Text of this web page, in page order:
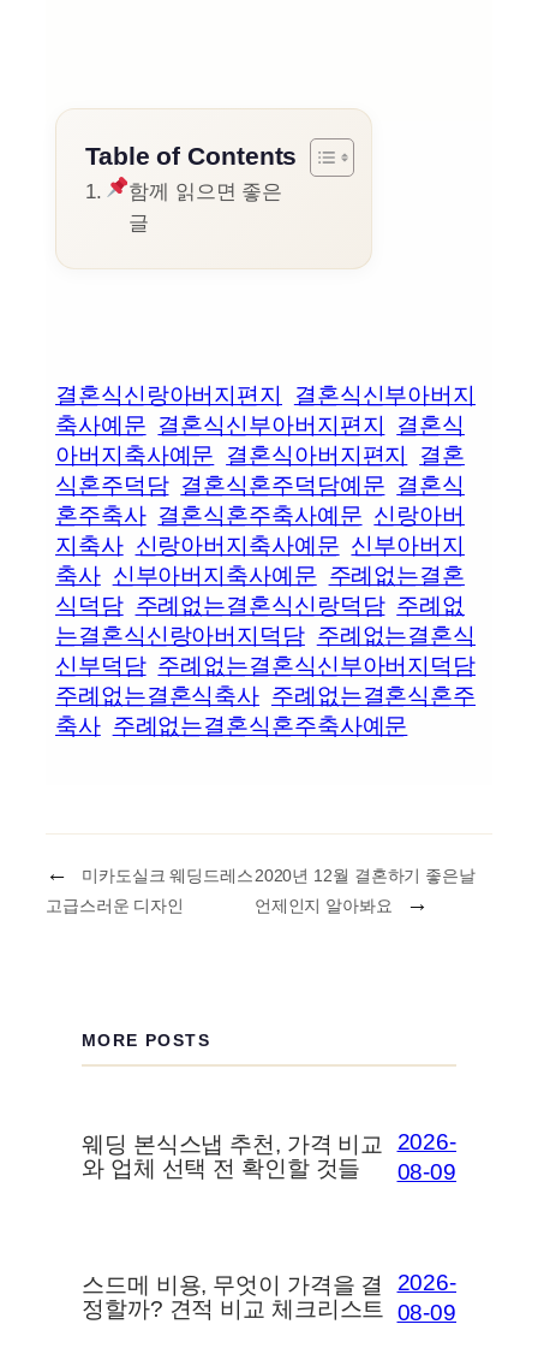
Table of Contents
함께 읽으면 좋은
글
결혼식신랑아버지편지
결혼식신부아버지
축사예문 결혼식신부아버지편지
결혼식
아버지축사예문
결혼식아버지편지
결혼
식혼주덕담 결혼식혼주덕담예문 결혼식
혼주축사 결혼식혼주축사예문 신랑아버
지축사 신랑아버지축사예문 신부아버지
축사 신부아버지축사예문 주례없는결혼
식덕담 주례없는결혼식신랑덕담 주례없
는결혼식신랑아버지덕담 주례없는결혼식
신부덕담 주례없는결혼식신부아버지덕담
주례없는결혼식축사 주례없는결혼식혼주
축사 주례없는결혼식혼주축사예문
←
미카도실크 웨딩드레스
고급스러운 디자인
2020년 12월 결혼하기 좋은날
언제인지 알아봐요
→
MORE POSTS
웨딩 본식스냅 추천, 가격 비교
와 업체 선택 전 확인할 것들
2026-
08-09
스드메 비용, 무엇이 가격을 결
정할까? 견적 비교 체크리스트
2026-
08-09